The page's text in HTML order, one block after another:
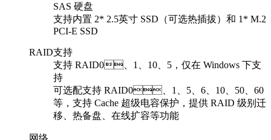
SAS 硬盘
支持内置 2* 2.5英寸 SSD（可选热插拔）和 1* M.2
PCI-E SSD
RAID支持
支持 RAID0、1、10、5，仅在 Windows 下支
持
可选配支持 RAID0、1、5、6、10、50、60
等，支持 Cache 超级电容保护，提供 RAID 级别迁
移、热备盘、在线扩容等功能